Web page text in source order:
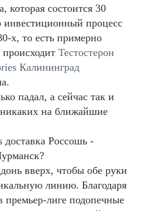
которая состоится 30
инвестиционный процесс
х, то есть примерно
происходит Тестостерон
Калининград
падал, а сейчас так и
на ближайшие
доставка Россошь -
вверх, чтобы обе руки
линию. Благодаря
премьер-лиге подопечные